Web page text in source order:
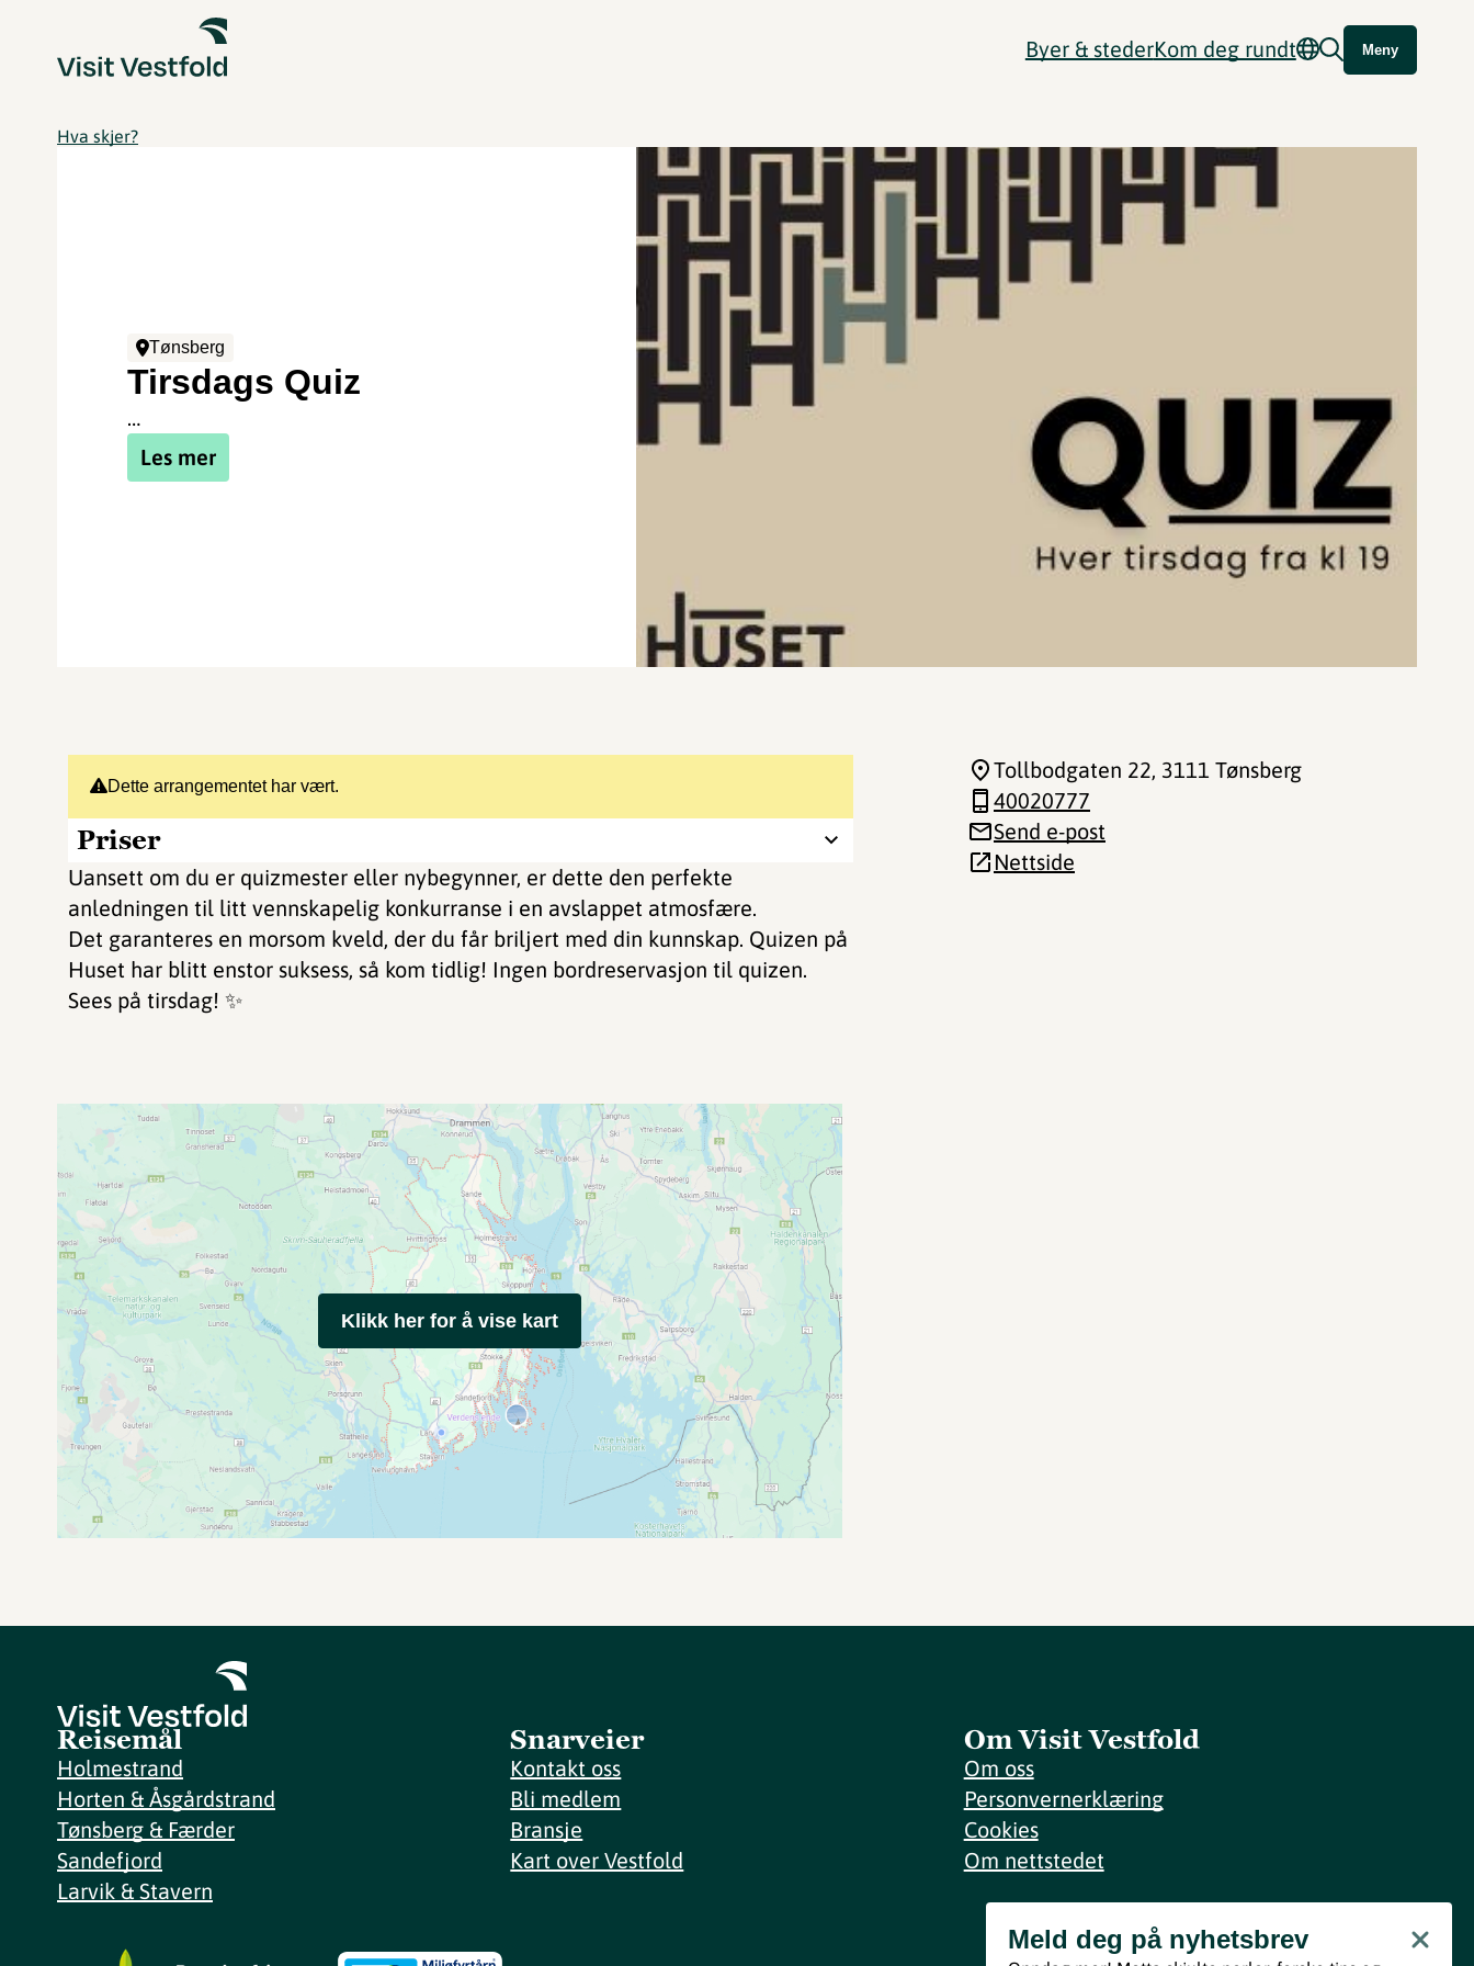
Byer & stederKom deg rundt Meny
Hva skjer?
Tønsberg
Tirsdags Quiz
…
Les mer
Dette arrangementet har vært.
Priser
Uansett om du er quizmester eller nybegynner, er dette den perfekte
anledningen til litt vennskapelig konkurranse i en avslappet atmosfære.
Det garanteres en morsom kveld, der du får briljert med din kunnskap. Quizen på
Huset har blitt enstor suksess, så kom tidlig! Ingen bordreservasjon til quizen.
Sees på tirsdag! ✨
Tollbodgaten 22, 3111 Tønsberg
40020777
Send e-post
Nettside
Klikk her for å vise kart
Reisemål
Holmestrand
Horten & Åsgårdstrand
Tønsberg & Færder
Sandefjord
Larvik & Stavern
Snarveier
Kontakt oss
Bli medlem
Bransje
Kart over Vestfold
Om Visit Vestfold
Om oss
Personvernerklæring
Cookies
Om nettstedet
Meld deg på nyhetsbrev
Meld deg på nyhetsbrev